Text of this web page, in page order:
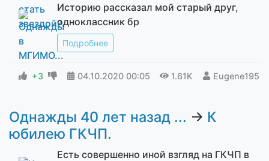
Историю рассказал мой старый друг,
одноклассник бр
Подробнее
+3 04.10.2020 00:05 1.61K Eugene1956
Однажды 40 лет назад ... → К
юбилею ГКЧП.
Есть совершенно иной взгляд на ГКЧП в